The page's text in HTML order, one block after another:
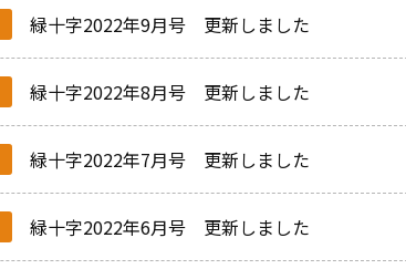
緑十字2022年9月号 更新しました
緑十字2022年8月号 更新しました
緑十字2022年7月号 更新しました
緑十字2022年6月号 更新しました